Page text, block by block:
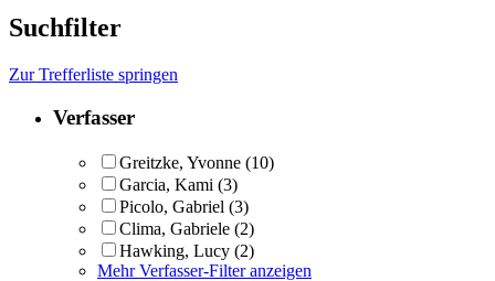
Suchfilter
Zur Trefferliste springen
Verfasser
Greitzke, Yvonne (10)
Garcia, Kami (3)
Picolo, Gabriel (3)
Clima, Gabriele (2)
Hawking, Lucy (2)
Mehr Verfasser-Filter anzeigen